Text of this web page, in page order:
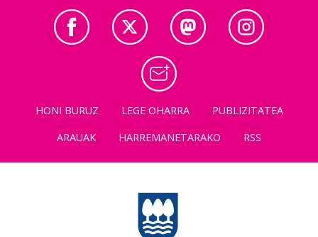
HONI BURUZ LEGE OHARRA
PUBLIZITATEA
ARAUAK
HARREMANETARAKO RSS